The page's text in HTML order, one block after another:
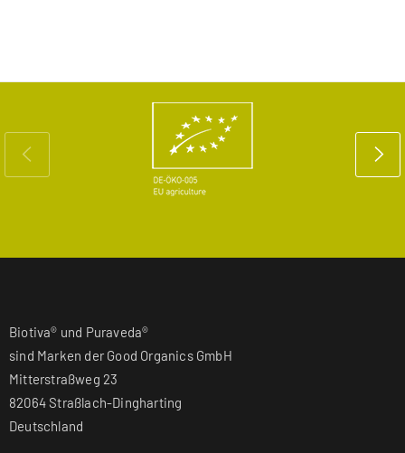
Biotiva® und Puraveda®
sind Marken der Good Organics GmbH
Mitterstraßweg 23
82064 Straßlach-Dingharting
Deutschland